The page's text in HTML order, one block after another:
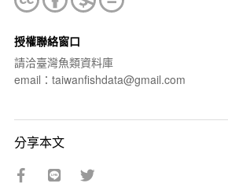
授權聯絡窗口
請洽臺灣魚類資料庫
email：taiwanfishdata@gmail.com
分享本文